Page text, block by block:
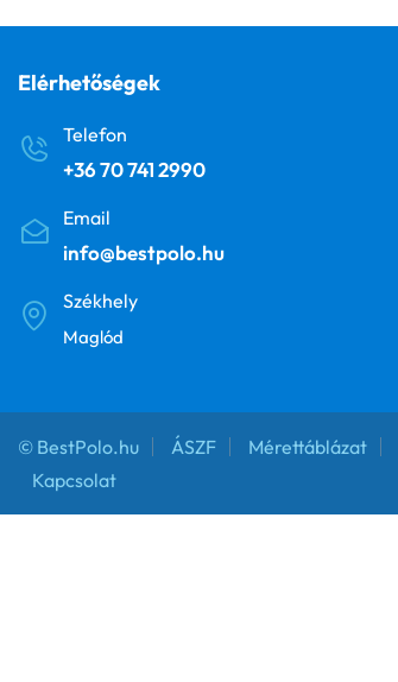
Elérhetőségek
Telefon
+36 70 741 2990
Email
info@bestpolo.hu
Székhely
Maglód
© BestPolo.hu ÁSZF Mérettáblázat
Kapcsolat